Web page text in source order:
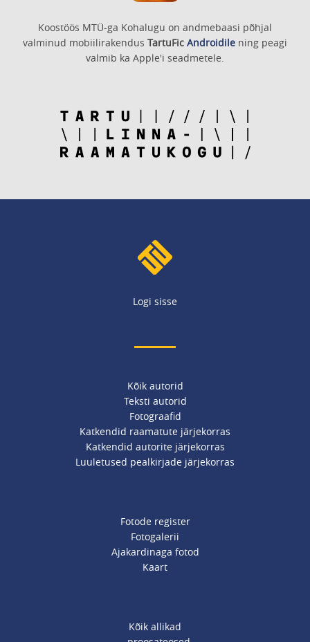
Koostöös MTÜ-ga Kohalugu on andmebaasi põhjal
valminud mobiilirakendus TartuFic Androidile ning peagi
valmib ka Apple'i seadmetele.
Logi sisse
Kõik autorid
Teksti autorid
Fotograafid
Katkendid raamatute järjekorras
Katkendid autorite järjekorras
Luuletused pealkirjade järjekorras
Fotode register
Fotogalerii
Ajakardinaga fotod
Kaart
Kõik allikad